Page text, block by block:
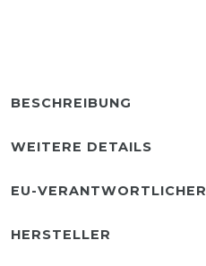
BESCHREIBUNG
WEITERE DETAILS
EU-VERANTWORTLICHER
HERSTELLER